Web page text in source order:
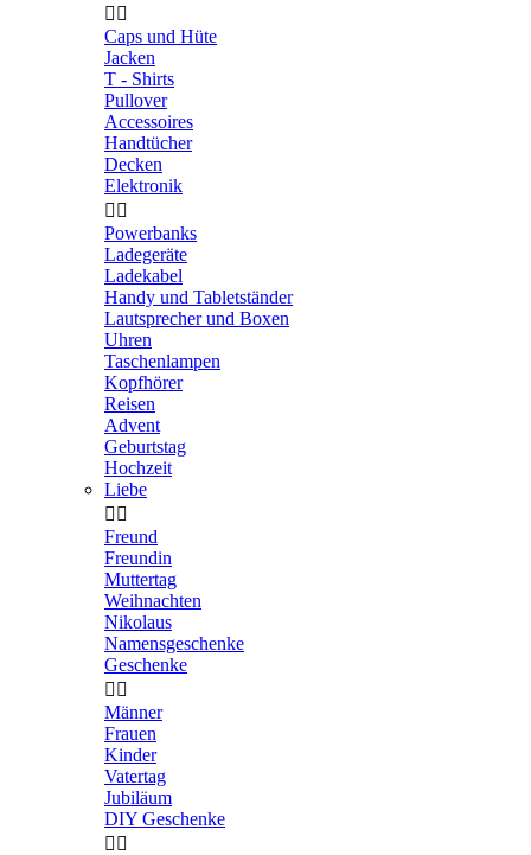
 
Caps und Hüte
Jacken
T - Shirts
Pullover
Accessoires
Handtücher
Decken
Elektronik
 
Powerbanks
Ladegeräte
Ladekabel
Handy und Tabletständer
Lautsprecher und Boxen
Uhren
Taschenlampen
Kopfhörer
Reisen
Advent
Geburtstag
Hochzeit
Liebe
 
Freund
Freundin
Muttertag
Weihnachten
Nikolaus
Namensgeschenke
Geschenke
 
Männer
Frauen
Kinder
Vatertag
Jubiläum
DIY Geschenke
 